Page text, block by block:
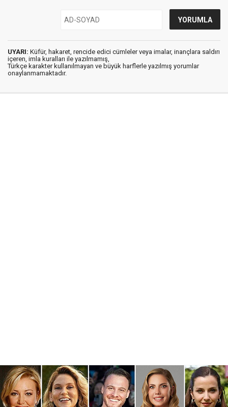
UYARI: Küfür, hakaret, rencide edici cümleler veya imalar, inançlara saldırı
içeren, imla kuralları ile yazılmamış,
Türkçe karakter kullanılmayan ve büyük harflerle yazılmış yorumlar
onaylanmamaktadır.